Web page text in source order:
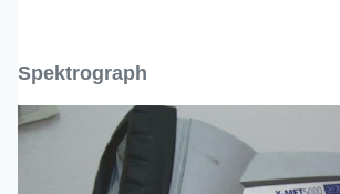
Spektrograph